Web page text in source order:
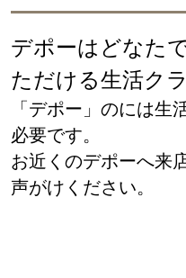
デポーはどなた
ただける生活ク
「デポー」のには生
必要です。
お近くのデポーへ来
声がけください。